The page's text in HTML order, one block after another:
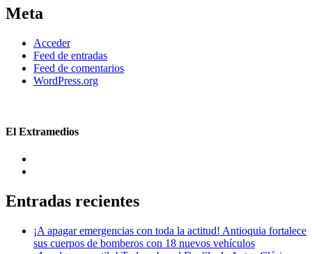
Meta
Acceder
Feed de entradas
Feed de comentarios
WordPress.org
El Extramedios
Entradas recientes
¡A apagar emergencias con toda la actitud! Antioquia fortalece
sus cuerpos de bomberos con 18 nuevos vehículos